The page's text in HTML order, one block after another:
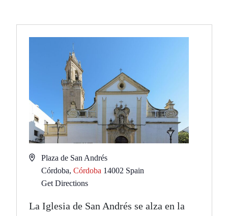
AddressPlaza de San Andrés
Córdoba, Córdoba 14002 Spain
Get Directions
La Iglesia de San Andrés se alza en la